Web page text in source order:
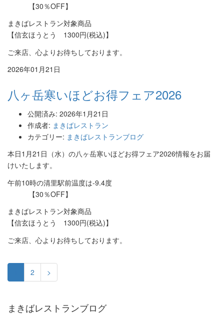
【30％OFF】
まきばレストラン対象商品
【信玄ほうとう 1300円(税込)】
ご来店、心よりお待ちしております。
2026年01月21日
八ヶ岳寒いほどお得フェア2026
公開済み: 2026年1月21日
作成者: まきばレストラン
カテゴリー: まきばレストランブログ
本日1月21日（水）の八ヶ岳寒いほどお得フェア2026情報をお届
けいたします。
午前10時の清里駅前温度は-9.4度
【30％OFF】
まきばレストラン対象商品
【信玄ほうとう 1300円(税込)】
ご来店、心よりお待ちしております。
2 >
まきばレストランブログ